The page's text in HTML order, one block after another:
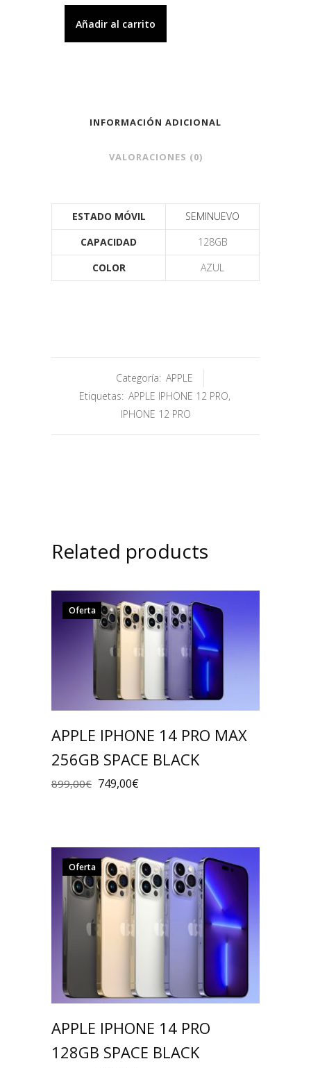
Añadir al carrito
INFORMACIÓN ADICIONAL
VALORACIONES (0)
ESTADO MÓVIL
SEMINUEVO
CAPACIDAD
128GB
COLOR
AZUL
Categoría: APPLE
Etiquetas: APPLE IPHONE 12 PRO,
IPHONE 12 PRO
Related products
Oferta
APPLE IPHONE 14 PRO MAX
256GB SPACE BLACK
899,00€ 749,00€
Oferta
APPLE IPHONE 14 PRO
128GB SPACE BLACK